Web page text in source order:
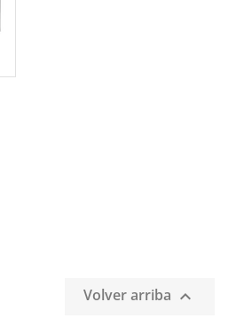
Volver arriba 